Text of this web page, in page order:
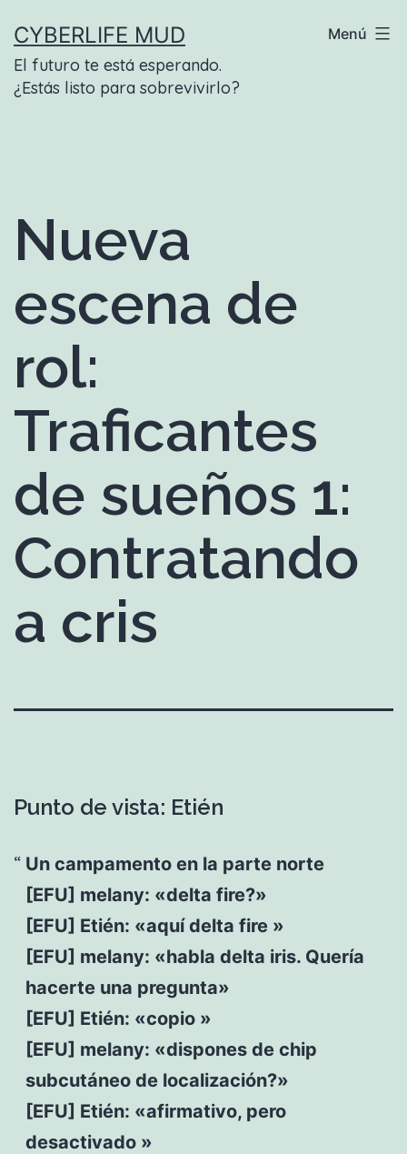
contenido
CYBERLIFE MUD
El futuro te está esperando.
¿Estás listo para sobrevivirlo?
Menú
Nueva
escena de
rol:
Traficantes
de sueños 1:
Contratando
a cris
Punto de vista: Etién
Un campamento en la parte norte
[EFU] melany: «delta fire?»
[EFU] Etién: «aquí delta fire »
[EFU] melany: «habla delta iris. Quería
hacerte una pregunta»
[EFU] Etién: «copio »
[EFU] melany: «dispones de chip
subcutáneo de localización?»
[EFU] Etién: «afirmativo, pero
desactivado »